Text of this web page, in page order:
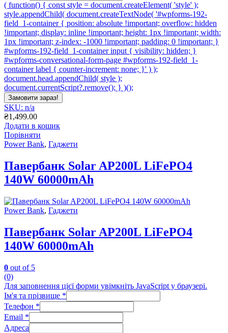
( function() { const style = document.createElement( 'style' );
style.appendChild( document.createTextNode( '#wpforms-192-
field_1-container { position: absolute !important; overflow: hidden
!important; display: inline !important; height: 1px !important; width:
1px !important; z-index: -1000 !important; padding: 0 !important; }
#wpforms-192-field_1-container input { visibility: hidden; }
#wpforms-conversational-form-page #wpforms-192-field_1-
container label { counter-increment: none; }' ) );
document.head.appendChild( style );
document.currentScript?.remove(); } )();
Замовити зараз!
SKU: n/a
₴1,499.00
Додати в кошик
Порівняти
Power Bank, Гаджети
Павербанк Solar AP200L LiFePO4
140W 60000mAh
Power Bank, Гаджети
Павербанк Solar AP200L LiFePO4
140W 60000mAh
0 out of 5
(0)
Для заповнення цієї форми увімкніть JavaScript у браузері.
Ім'я та прізвище *
Телефон *
Email *
Адреса